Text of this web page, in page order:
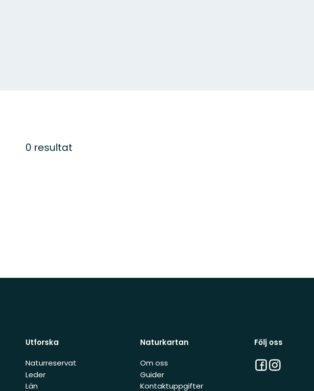
0 resultat
Utforska
Naturreservat
Leder
Län
Naturkartan
Om oss
Guider
Kontaktuppgifter
Följ oss
Facebook
Instagram